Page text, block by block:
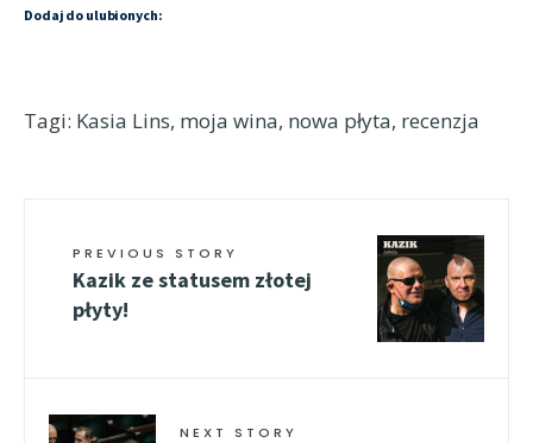
Dodaj do ulubionych:
Tagi: Kasia Lins, moja wina, nowa płyta, recenzja
PREVIOUS STORY
Kazik ze statusem złotej
płyty!
NEXT STORY